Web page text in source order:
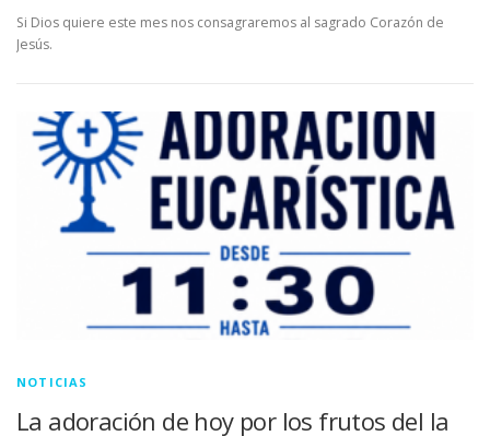
Si Dios quiere este mes nos consagraremos al sagrado Corazón de
Jesús.
NOTICIAS
La adoración de hoy por los frutos del la